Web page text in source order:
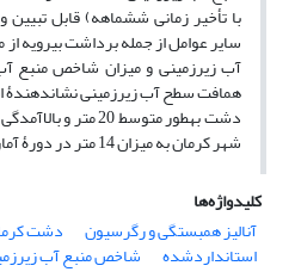
با تأخیر زمانی شش‏ماهه) قابل
سایر عوامل از جمله برداشت بی‏رویه
آب زیرزمینی و میزان شاخص منبع
هم‏افت سطح آب زیرزمینی
دشت به‏طور متوسط 20
شهر کرمان به میزان 14 متر در دورۀ آماری مطالعه‏شده است.
کلیدواژه‌ها
آنالیز همبستگی و رگرسیون
دشت
استانداردشده
شاخص منبع آب